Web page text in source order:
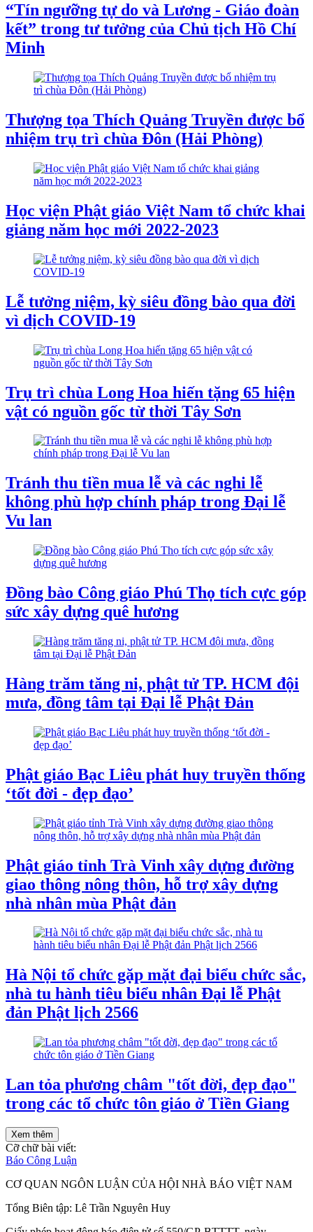
“Tín ngưỡng tự do và Lương - Giáo đoàn
kết” trong tư tưởng của Chủ tịch Hồ Chí
Minh
Thượng tọa Thích Quảng Truyền được bổ
nhiệm trụ trì chùa Đôn (Hải Phòng)
Học viện Phật giáo Việt Nam tổ chức khai
giảng năm học mới 2022-2023
Lễ tưởng niệm, kỳ siêu đồng bào qua đời
vì dịch COVID-19
Trụ trì chùa Long Hoa hiến tặng 65 hiện
vật có nguồn gốc từ thời Tây Sơn
Tránh thu tiền mua lễ và các nghi lễ
không phù hợp chính pháp trong Đại lễ
Vu lan
Đồng bào Công giáo Phú Thọ tích cực góp
sức xây dựng quê hương
Hàng trăm tăng ni, phật tử TP. HCM đội
mưa, đồng tâm tại Đại lễ Phật Đản
Phật giáo Bạc Liêu phát huy truyền thống
‘tốt đời - đẹp đạo’
Phật giáo tỉnh Trà Vinh xây dựng đường
giao thông nông thôn, hỗ trợ xây dựng
nhà nhân mùa Phật đản
Hà Nội tổ chức gặp mặt đại biểu chức sắc,
nhà tu hành tiêu biểu nhân Đại lễ Phật
đản Phật lịch 2566
Lan tỏa phương châm "tốt đời, đẹp đạo"
trong các tổ chức tôn giáo ở Tiền Giang
Xem thêm
Cỡ chữ bài viết:
Báo Công Luận
CƠ QUAN NGÔN LUẬN CỦA HỘI NHÀ BÁO VIỆT NAM
Tổng Biên tập: Lê Trần Nguyên Huy